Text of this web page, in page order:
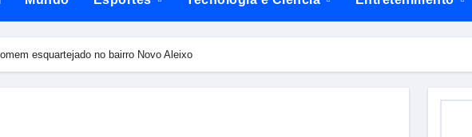
feridos na Avenida do Turismo, em Manaus
sobre propostas para fortalecer segurança, qualificação profissional e
esquartejado no bairro Novo Aleixo